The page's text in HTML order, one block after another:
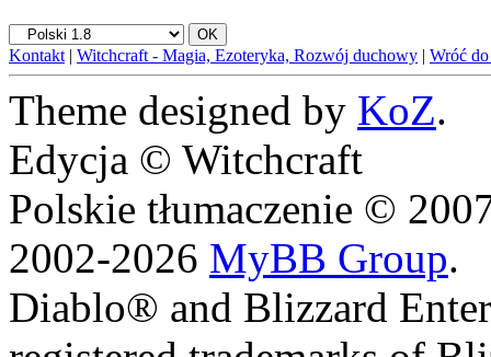
Kontakt | Witchcraft - Magia, Ezoteryka, Rozwój duchowy | Wróć
Theme designed by KoZ.
Edycja © Witchcraft
Polskie tłumaczenie ©
2002-2026 MyBB Group.
Diablo® and Blizzard